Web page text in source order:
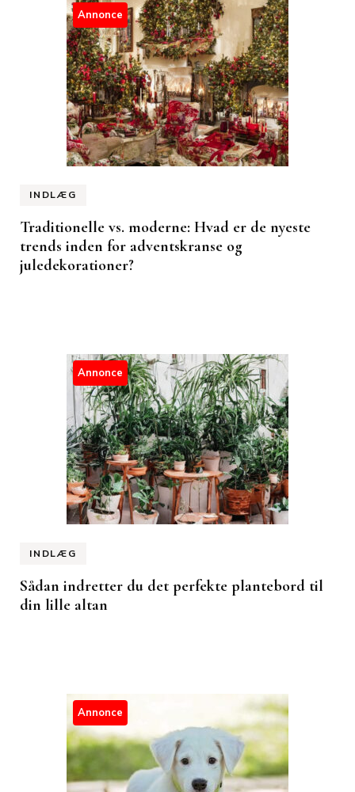
Annonce
INDLÆG
Traditionelle vs. moderne: Hvad er de nyeste
trends inden for adventskranse og
juledekorationer?
Annonce
INDLÆG
Sådan indretter du det perfekte plantebord til
din lille altan
Annonce